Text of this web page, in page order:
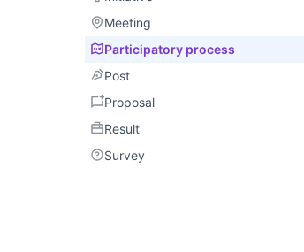
Meeting
Meeting
Participatory process
Participatory process
PostPost
Proposal
Proposal
ResultResult
SurveySurvey